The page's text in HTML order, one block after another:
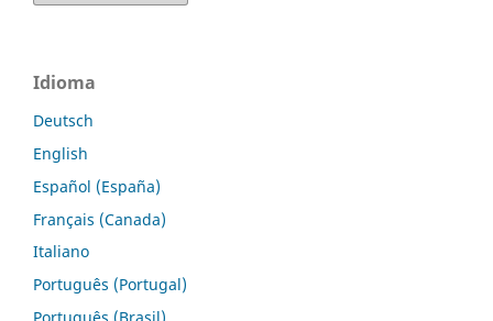
Idioma
Deutsch
English
Español (España)
Français (Canada)
Italiano
Português (Portugal)